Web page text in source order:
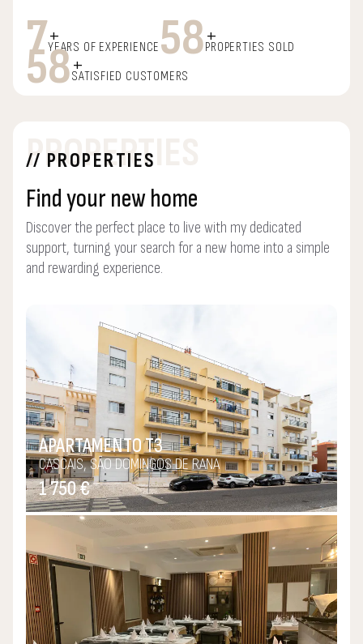
do mercado, garanto a satisfação de todos os envolvidos.
Aliado ao facto de trabalhar num escritório que é uma
referência no mercado imobiliário e bem estruturado.
7+
YEARS OF EXPERIENCE 58+
PROPERTIES SOLD
58+
SATISFIED CUSTOMERS
// PROPERTIES
PROPERTIES
Find your new home
Discover the perfect place to live with my dedicated
support, turning your search for a new home into a simple
and rewarding experience.
APARTAMENTO T3
CASCAIS, SÃO DOMINGOS DE RANA
1 750 €